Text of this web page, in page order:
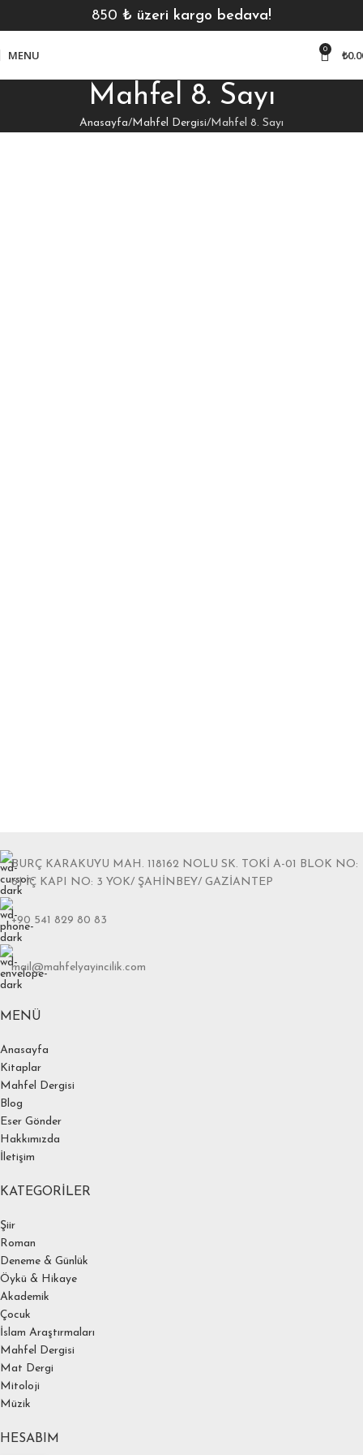
850 ₺ üzeri kargo bedava!
MENU 0 ₺
Mahfel 8. Sayı
Anasayfa Mahfel Dergisi Mahfel 8. Sayı
BURÇ KARAKUYU MAH. 118162 NOLU SK. TOKİ A-01 BLOK NO:
6J İÇ KAPI NO: 3 YOK/ ŞAHİNBEY/ GAZİANTEP
+90 541 829 80 83
mail@mahfelyayincilik.com
MENÜ
Anasayfa
Kitaplar
Mahfel Dergisi
Blog
Eser Gönder
Hakkımızda
İletişim
KATEGORILER
Şiir
Roman
Deneme & Günlük
Öykü & Hikaye
Akademik
Çocuk
İslam Araştırmaları
Mahfel Dergisi
Mat Dergi
Mitoloji
Müzik
HESABIM